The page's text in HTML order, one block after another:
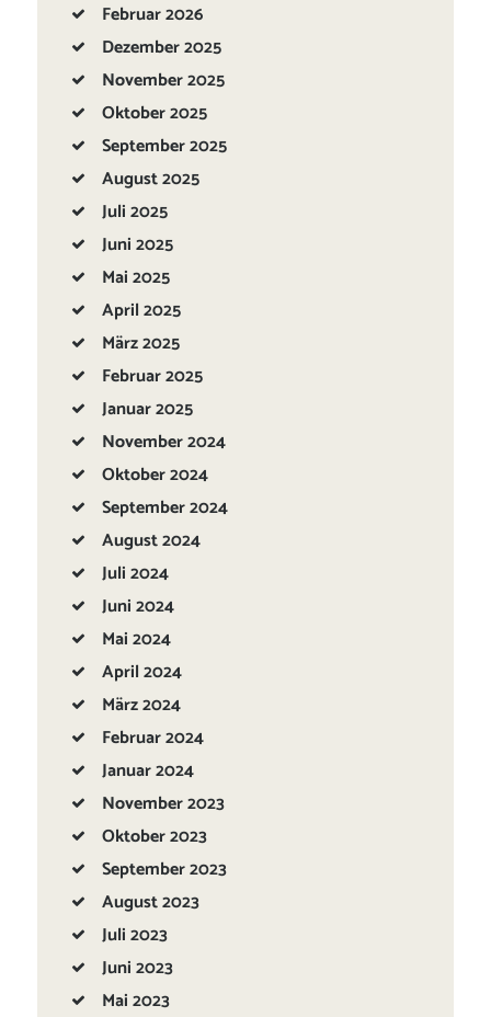
Februar2026
Dezember2025
November2025
Oktober2025
September2025
August2025
Juli2025
Juni2025
Mai2025
April2025
März2025
Februar2025
Januar2025
November2024
Oktober2024
September2024
August2024
Juli2024
Juni2024
Mai2024
April2024
März2024
Februar2024
Januar2024
November2023
Oktober2023
September2023
August2023
Juli2023
Juni2023
Mai2023